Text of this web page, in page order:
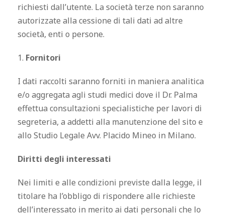
richiesti dall’utente. La società terze non saranno
autorizzate alla cessione di tali dati ad altre
società, enti o persone.
1. Fornitori
I dati raccolti saranno forniti in maniera analitica
e/o aggregata agli studi medici dove il Dr. Palma
effettua consultazioni specialistiche per lavori di
segreteria, a addetti alla manutenzione del sito e
allo Studio Legale Avv. Placido Mineo in Milano.
Diritti degli interessati
Nei limiti e alle condizioni previste dalla legge, il
titolare ha l’obbligo di rispondere alle richieste
dell’interessato in merito ai dati personali che lo